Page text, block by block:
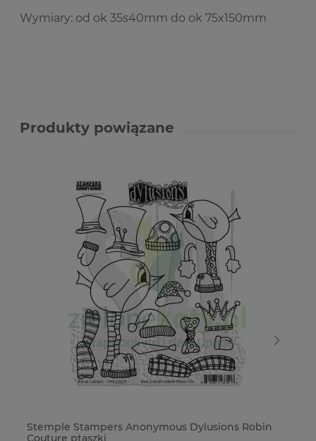
Wymiary: od ok 35s40mm do ok 75x150mm
Produkty powiązane
Stemple Stampers Anonymous Dylusions Robin
Couture ptaszki